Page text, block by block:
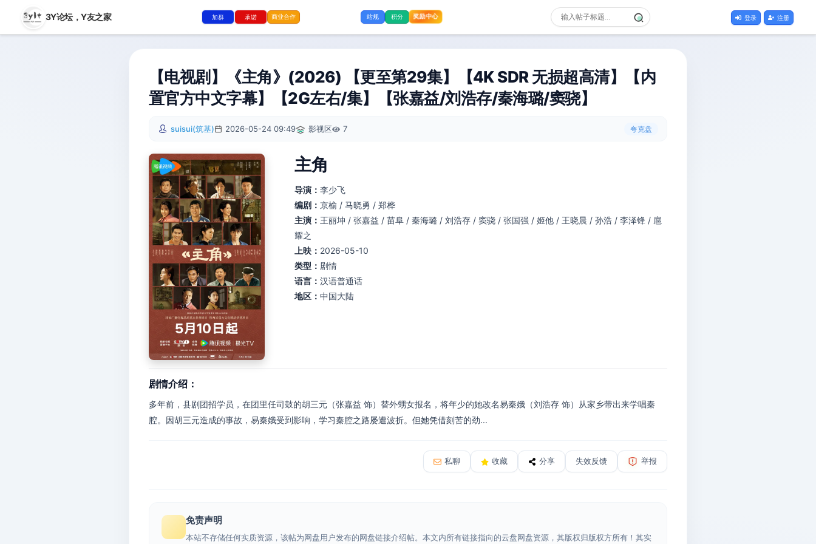
3Y论坛，Y友之家 加群 承诺 商业合作 站规 积分 奖励中心 登录 注册
【电视剧】《主角》(2026) 【更至第29集】【4K SDR 无损超高清】【内
置官方中文字幕】【2G左右/集】【张嘉益/刘浩存/秦海璐/窦骁】
suisui(筑基) 2026-05-24 09:49 影视区 7 夸克盘
主角
导演： 李少飞
编剧： 京榆 / 马晓勇 / 郑桦
主演： 王丽坤 / 张嘉益 / 苗阜 / 秦海璐 / 刘浩存 / 窦骁 / 张国强 / 姬他 / 王晓晨 / 孙浩 / 李泽锋 / 扈
耀之
上映： 2026-05-10
类型： 剧情
语言： 汉语普通话
地区： 中国大陆
剧情介绍：
多年前，县剧团招学员，在团里任司鼓的胡三元（张嘉益 饰）替外甥女报名，将年少的她改名易秦娥（刘浩存 饰）从家乡带出来学唱秦
腔。因胡三元造成的事故，易秦娥受到影响，学习秦腔之路屡遭波折。但她凭借刻苦的劲...
私聊 收藏 分享 失效反馈 举报
免责声明
本站不存储任何实质资源，该帖为网盘用户发布的网盘链接介绍帖。本文内所有链接指向的云盘网盘资源，其版权归版权方所有！其实